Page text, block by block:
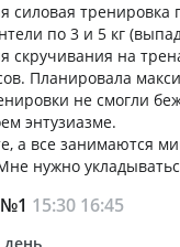
силовая
по 3 и 5 кг
скручивания на
Планировала
не смогли
энтузиазме.
а все занимаются
нужно
15:30 16:45